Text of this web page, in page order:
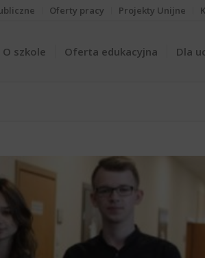
Oferty pracy Projekty Unijne
O szkole Oferta edukacyjna Dla